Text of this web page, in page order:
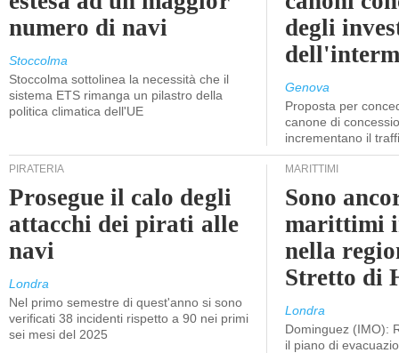
numero di navi
Stoccolma
Stoccolma sottolinea la necessità che il
sistema ETS rimanga un pilastro della
politica climatica dell'UE
degli
Genova
Proposta per
canone di
incrementano il
PIRATERIA
Prosegue il calo degli
attacchi dei pirati alle
navi
Londra
Nel primo semestre di quest'anno si sono
verificati 38 incidenti rispetto a 90 nei primi
sei mesi del 2025
MARITTIMI
Sono
marittimi
nella
Stretto di
Londra
Dominguez (IMO):
il piano di